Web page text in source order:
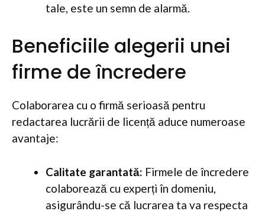
tale, este un semn de alarmă.
Beneficiile alegerii unei
firme de încredere
Colaborarea cu o firmă serioasă pentru
redactarea lucrării de licență aduce numeroase
avantaje:
Calitate garantată: Firmele de încredere
colaborează cu experți în domeniu,
asigurându-se că lucrarea ta va respecta